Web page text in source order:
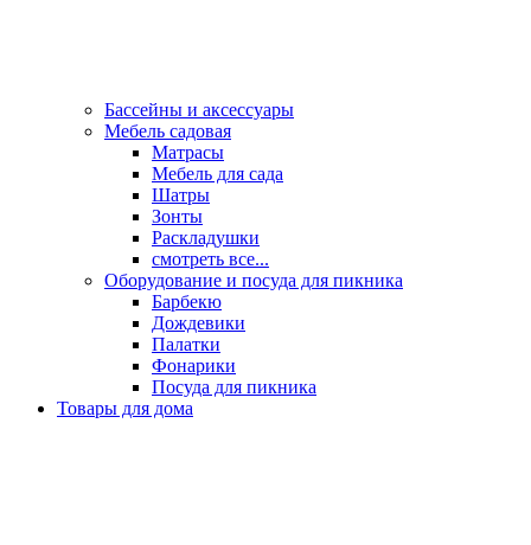
Бассейны и аксессуары
Мебель садовая
Матрасы
Мебель для сада
Шатры
Зонты
Раскладушки
смотреть все...
Оборудование и посуда для пикника
Барбекю
Дождевики
Палатки
Фонарики
Посуда для пикника
Товары для дома